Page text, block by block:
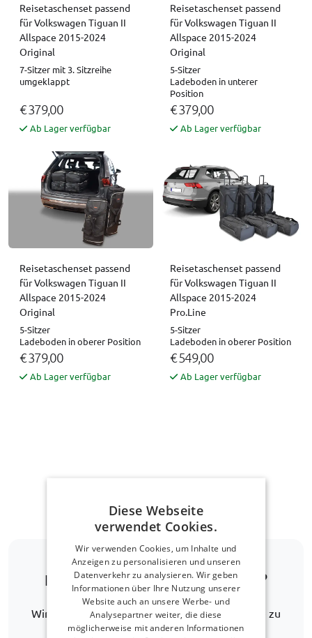
Reisetaschenset passend
für Volkswagen Tiguan II
Allspace 2015-2024
Original
7-Sitzer mit 3. Sitzreihe
umgeklappt
€ 379,00
Ab Lager verfügbar
Reisetaschenset passend
für Volkswagen Tiguan II
Allspace 2015-2024
Original
5-Sitzer
Ladeboden in unterer
Position
€ 379,00
Ab Lager verfügbar
Reisetaschenset passend
für Volkswagen Tiguan II
Allspace 2015-2024
Original
5-Sitzer
Ladeboden in oberer Position
€ 379,00
Ab Lager verfügbar
Reisetaschenset passend
für Volkswagen Tiguan II
Allspace 2015-2024
Pro.Line
5-Sitzer
Ladeboden in oberer Position
€ 549,00
Ab Lager verfügbar
Ist Ihr Automodell nicht dabei?
Wir helfen Ihnen gerne weiter, eine Alternative zu
finden.
Diese Webseite
verwendet Cookies.
Wir verwenden Cookies, um Inhalte und
Anzeigen zu personalisieren und unseren
Datenverkehr zu analysieren. Wir geben
Informationen über Ihre Nutzung unserer
Website auch an unsere Werbe- und
Analysepartner weiter, die diese
möglicherweise mit anderen Informationen